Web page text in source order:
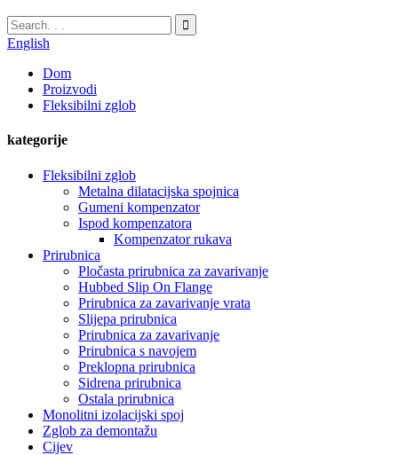
English
Dom
Proizvodi
Fleksibilni zglob
kategorije
Fleksibilni zglob
Metalna dilatacijska spojnica
Gumeni kompenzator
Ispod kompenzatora
Kompenzator rukava
Prirubnica
Pločasta prirubnica za zavarivanje
Hubbed Slip On Flange
Prirubnica za zavarivanje vrata
Slijepa prirubnica
Prirubnica za zavarivanje
Prirubnica s navojem
Preklopna prirubnica
Sidrena prirubnica
Ostala prirubnica
Monolitni izolacijski spoj
Zglob za demontažu
Cijev